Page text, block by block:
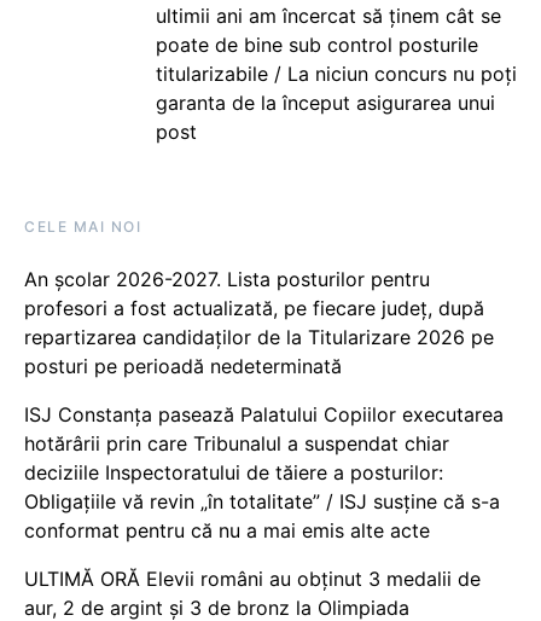
ultimii ani am încercat să ținem cât se
poate de bine sub control posturile
titularizabile / La niciun concurs nu poți
garanta de la început asigurarea unui
post
CELE MAI NOI
An școlar 2026-2027. Lista posturilor pentru
profesori a fost actualizată, pe fiecare județ, după
repartizarea candidaților de la Titularizare 2026 pe
posturi pe perioadă nedeterminată
ISJ Constanța pasează Palatului Copiilor executarea
hotărârii prin care Tribunalul a suspendat chiar
deciziile Inspectoratului de tăiere a posturilor:
Obligațiile vă revin „în totalitate” / ISJ susține că s-a
conformat pentru că nu a mai emis alte acte
ULTIMĂ ORĂ Elevii români au obținut 3 medalii de
aur, 2 de argint și 3 de bronz la Olimpiada